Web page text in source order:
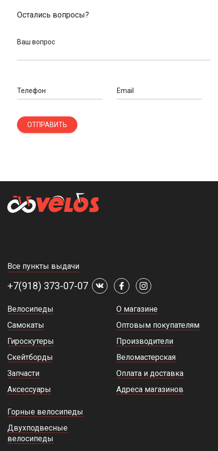
Остались вопросы?
Ваш вопрос
Телефон Email
ОТПРАВИТЬ
Все пункты выдачи
+7(918) 373-07-07
Велосипеды
Самокаты
Гироскутеры
Скейтборды
Запчасти
Аксессуары
О магазине
Оптовым покупателям
Производители
Веломастерская
Оплата и доставка
Адреса магазинов
Горные велосипеды
Двухподвесные
велосипеды